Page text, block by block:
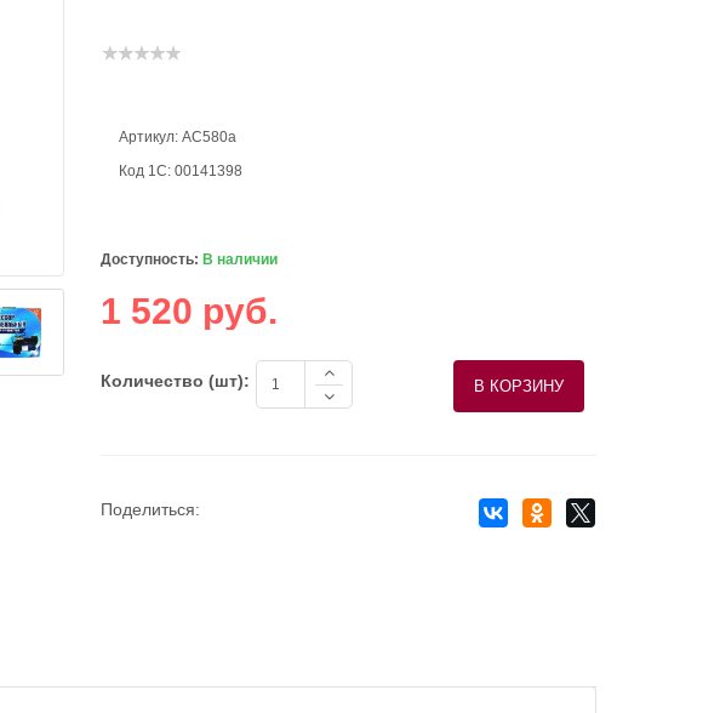
Артикул: AC580а
Код 1С: 00141398
Доступность: В наличии
1 520 руб.
Количество (шт):
Поделиться: